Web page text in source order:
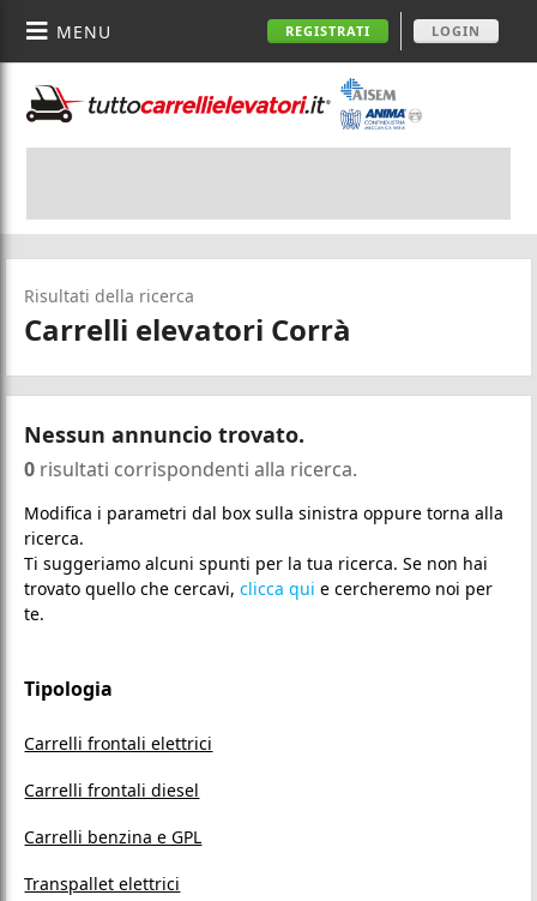
REGISTRATI LOGIN
MENU
Risultati della ricerca
Carrelli elevatori Corrà
Nessun annuncio trovato.
0 risultati corrispondenti alla ricerca.
Modifica i parametri dal box sulla sinistra oppure torna alla
ricerca.
Ti suggeriamo alcuni spunti per la tua ricerca. Se non hai
trovato quello che cercavi,clicca qui e cercheremo noi per
te.
Tipologia
Carrelli frontali elettrici
Carrelli frontali diesel
Carrelli benzina e GPL
Transpallet elettrici